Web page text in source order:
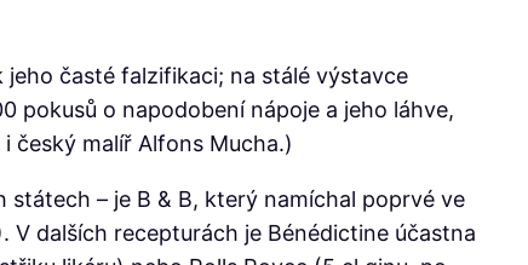
časté falzifikaci; na stálé výstavce
pokusů o napodobení nápoje a jeho láhve,
český malíř Alfons Mucha.)
státech – je B & B, který namíchal poprvé ve
V dalších recepturách je Bénédictine účastna